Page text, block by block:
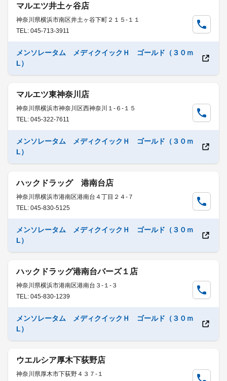
マルエツ井土ヶ谷店
神奈川県横浜市南区井土ヶ谷下町２１５-１１
TEL: 045-713-3911
メンソレータム メディクイックＨ ゴールド（３０ｍ
L）
マルエツ東神奈川店
神奈川県横浜市神奈川区西神奈川１-６-１５
TEL: 045-322-7611
メンソレータム メディクイックＨ ゴールド（３０ｍ
L）
ハックドラッグ 港南台店
神奈川県横浜市港南区港南台４丁目２４-７
TEL: 045-830-5125
メンソレータム メディクイックＨ ゴールド（３０ｍ
L）
ハックドラッグ港南台バーズ１店
神奈川県横浜市港南区港南台３-１-３
TEL: 045-830-1239
メンソレータム メディクイックＨ ゴールド（３０ｍ
L）
ウエルシア厚木下荻野店
神奈川県厚木市下荻野４３７-１